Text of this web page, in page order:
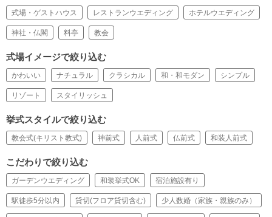
式場・ゲストハウス レストランウエディング ホテルウエディング
神社・仏閣 料亭 教会
式場イメージで絞り込む
かわいい ナチュラル クラシカル 和・和モダン シンプル
リゾート スタイリッシュ
挙式スタイルで絞り込む
教会式(キリスト教式) 神前式 人前式 仏前式 和装人前式
こだわりで絞り込む
ガーデンウエディング 和装挙式OK 宿泊施設有り
駅徒歩5分以内 貸切(フロア貸切含む) 少人数婚（家族・親族のみ）